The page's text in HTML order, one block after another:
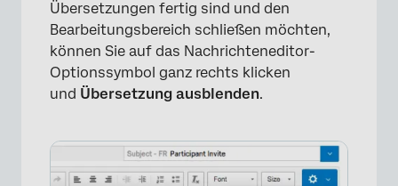
Übersetzungen fertig sind und den
Bearbeitungsbereich schließen möchten,
können Sie auf das Nachrichteneditor-
Optionssymbol ganz rechts klicken
und Übersetzung ausblenden.